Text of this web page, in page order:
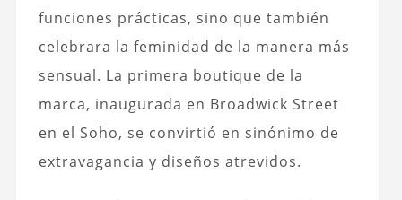
funciones prácticas, sino que también
celebrara la feminidad de la manera más
sensual. La primera boutique de la
marca, inaugurada en Broadwick Street
en el Soho, se convirtió en sinónimo de
extravagancia y diseños atrevidos.